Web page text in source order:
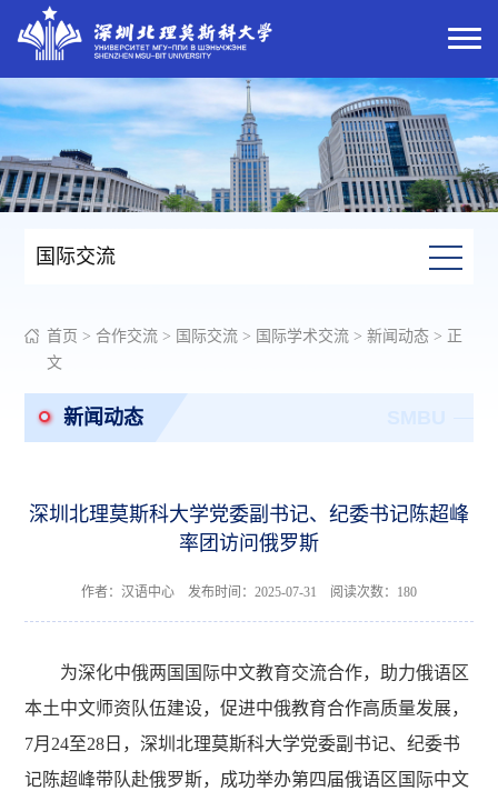
国际交流
首页 > 合作交流 > 国际交流 > 国际学术交流 >新闻动态 > 正
文
新闻动态
深圳北理莫斯科大学党委副书记、纪委书记陈超峰
率团访问俄罗斯
作者：汉语中心 发布时间：2025-07-31 阅读次数： 180
为深化中俄两国国际中文教育交流合作，助力俄语区
本土中文师资队伍建设，促进中俄教育合作高质量发展，
7月24至28日，深圳北理莫斯科大学党委副书记、纪委书
记陈超峰带队赴俄罗斯，成功举办第四届俄语区国际中文